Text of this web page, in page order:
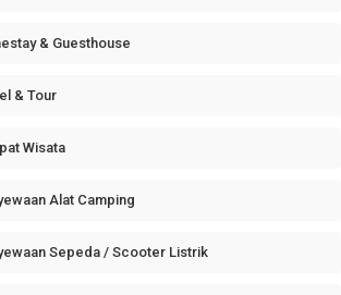
& Guesthouse
& Tour
Wisata
Alat Camping
Sepeda / Scooter Listrik